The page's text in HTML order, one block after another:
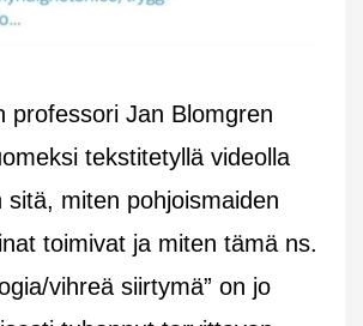
professori Jan Blomgren
tekstitetyllä videolla
sitä, miten pohjoismaiden
toimivat ja miten tämä ns.
vihreä siirtymä” on jo